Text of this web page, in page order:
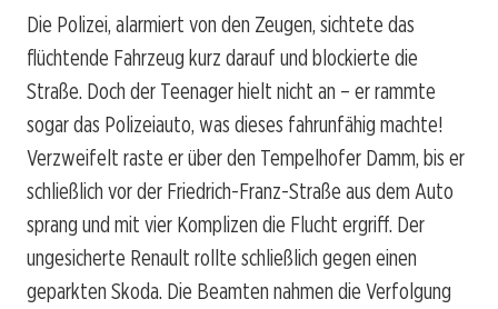
Die Polizei, alarmiert von den Zeugen, sichtete das
flüchtende Fahrzeug kurz darauf und blockierte die
Straße. Doch der Teenager hielt nicht an – er rammte
sogar das Polizeiauto, was dieses fahrunfähig machte!
Verzweifelt raste er über den Tempelhofer Damm, bis er
schließlich vor der Friedrich-Franz-Straße aus dem Auto
sprang und mit vier Komplizen die Flucht ergriff. Der
ungesicherte Renault rollte schließlich gegen einen
geparkten Skoda. Die Beamten nahmen die Verfolgung